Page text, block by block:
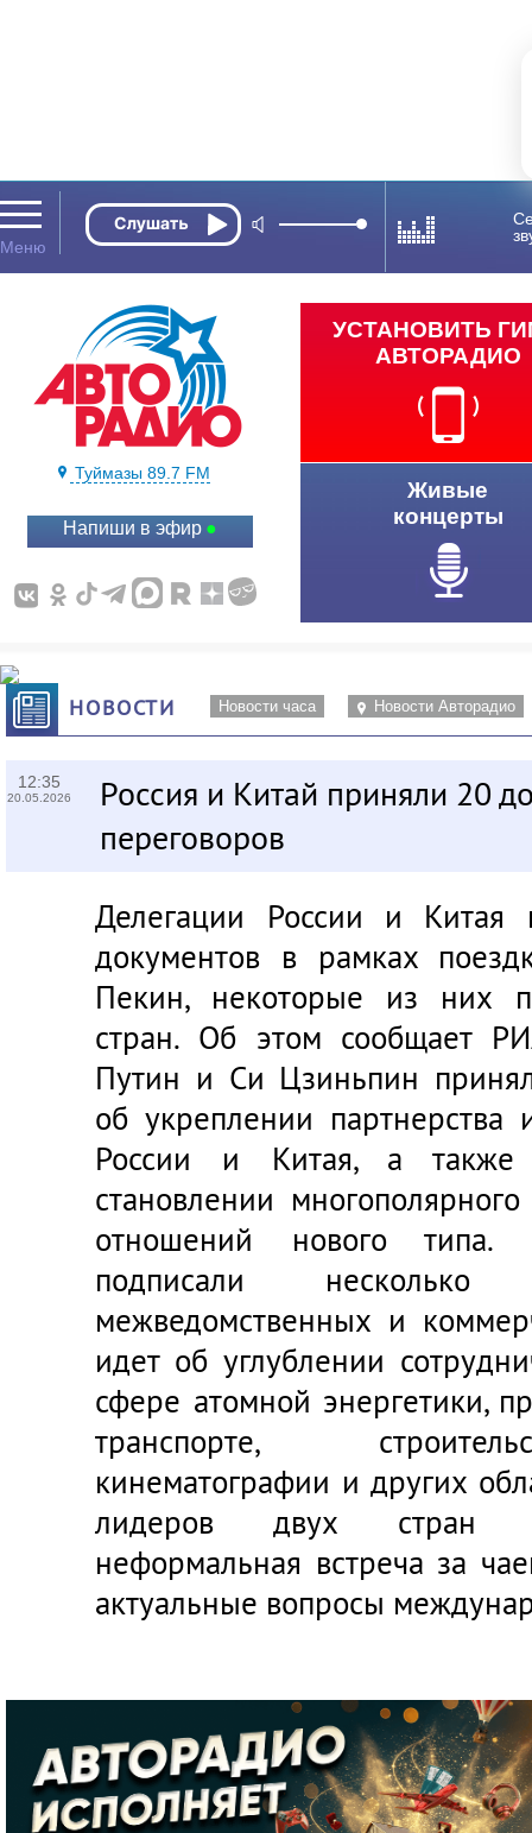
Туймазы 89.7 FM
Напиши в эфир
УСТАНОВИТЬ
АВТОРАДИО
Живые
концерты
НОВОСТИ Новости часа Новости Авторадио
12:35
20.05.2026
Россия и Китай приняли 20
переговоров
Делегации России и Китая
документов в рамках
Пекин, некоторые из них
стран. Об этом сообщает
Путин и Си Цзиньпин
об укреплении партнерства
России и Китая, а
становлении
отношений нового типа.
подписали несколько
межведомственных и
идет об углублении
сфере атомной энергетики,
транспорте,
кинематографии и других
лидеров двух стран
неформальная встреча за
актуальные вопросы